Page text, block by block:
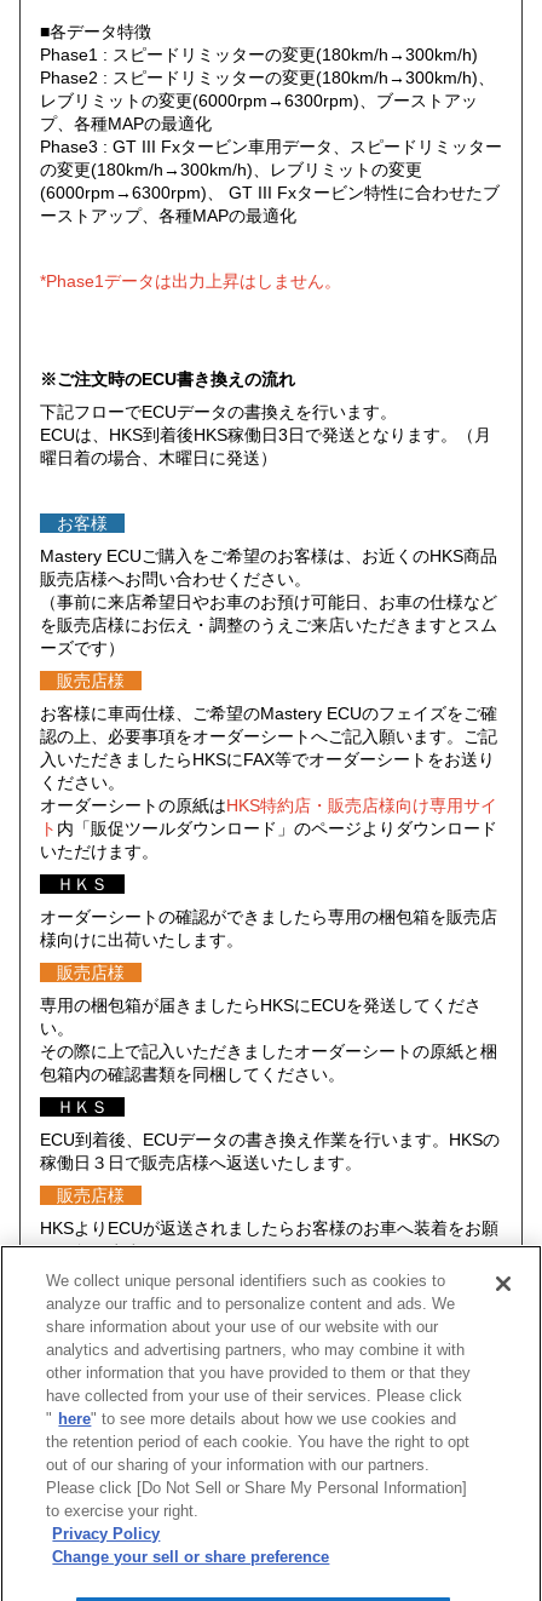
■各データ特徴
Phase1 : スピードリミッターの変更(180km/h→300km/h)
Phase2 : スピードリミッターの変更(180km/h→300km/h)、
レブリミットの変更(6000rpm→6300rpm)、ブーストアッ
プ、各種MAPの最適化
Phase3 : GT III Fxタービン車用データ、スピードリミッター
の変更(180km/h→300km/h)、レブリミットの変更
(6000rpm→6300rpm)、 GT III Fxタービン特性に合わせたブ
ーストアップ、各種MAPの最適化
*Phase1データは出力上昇はしません。
※ご注文時のECU書き換えの流れ
下記フローでECUデータの書換えを行います。
ECUは、HKS到着後HKS稼働日3日で発送となります。（月
曜日着の場合、木曜日に発送）
お客様
Mastery ECUご購入をご希望のお客様は、お近くのHKS商品
販売店様へお問い合わせください。
（事前に来店希望日やお車のお預け可能日、お車の仕様など
を販売店様にお伝え・調整のうえご来店いただきますとスム
ーズです）
販売店様
お客様に車両仕様、ご希望のMastery ECUのフェイズをご確
認の上、必要事項をオーダーシートへご記入願います。ご記
入いただきましたらHKSにFAX等でオーダーシートをお送り
ください。
オーダーシートの原紙はHKS特約店・販売店様向け専用サイ
ト 内「販促ツールダウンロード」のページよりダウンロード
いただけます。
ＨＫＳ
オーダーシートの確認ができましたら専用の梱包箱を販売店
様向けに出荷いたします。
販売店様
専用の梱包箱が届きましたらHKSにECUを発送してくださ
い。
その際に上で記入いただきましたオーダーシートの原紙と梱
包箱内の確認書類を同梱してください。
ＨＫＳ
ECU到着後、ECUデータの書き換え作業を行います。HKSの
稼働日３日で販売店様へ返送いたします。
販売店様
HKSよりECUが返送されましたらお客様のお車へ装着をお願
いいたします。
車種 型式 エンジン 年式
スイフトスポーツ ZC33S K14C(TURBO) 17/09 -20/04
]
We collect unique personal identifiers such as cookies to
analyze our traffic and to personalize content and ads. We
share information about your use of our website with our
analytics and advertising partners, who may combine it with
other information that you have provided to them or that they
have collected from your use of their services. Please click
" here" to see more details about how we use cookies and
the retention period of each cookie. You have the right to opt
out of our sharing of your information with our partners.
Please click [Do Not Sell or Share My Personal Information]
to exercise your right.
Privacy Policy
Change your sell or share preference